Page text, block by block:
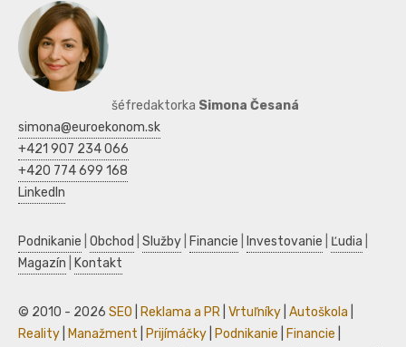
šéfredaktorka Simona Česaná
simona@euroekonom.sk
+421 907 234 066
+420 774 699 168
LinkedIn
Podnikanie Obchod Služby Financie Investovanie Ľudia
Magazín
Kontakt
© 2010 - 2026 SEO Reklama a PR Vrtuľníky Autoškola
Reality
Manažment Prijímáčky Podnikanie Financie